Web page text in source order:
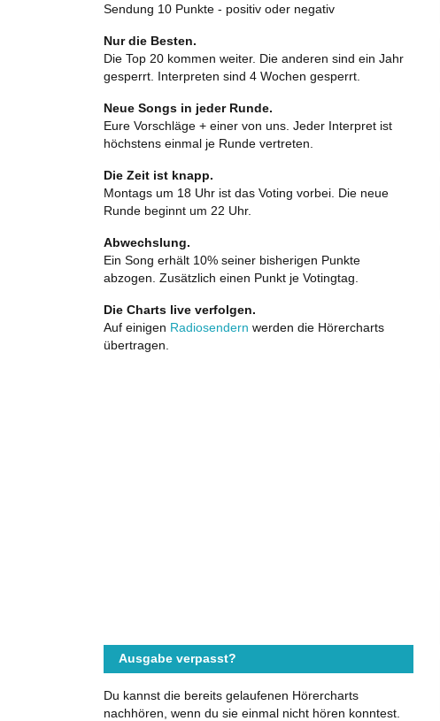
Sendung 10 Punkte - positiv oder negativ
Nur die Besten.
Die Top 20 kommen weiter. Die anderen sind ein Jahr
gesperrt. Interpreten sind 4 Wochen gesperrt.
Neue Songs in jeder Runde.
Eure Vorschläge + einer von uns. Jeder Interpret ist
höchstens einmal je Runde vertreten.
Die Zeit ist knapp.
Montags um 18 Uhr ist das Voting vorbei. Die neue
Runde beginnt um 22 Uhr.
Abwechslung.
Ein Song erhält 10% seiner bisherigen Punkte
abzogen. Zusätzlich einen Punkt je Votingtag.
Die Charts live verfolgen.
Auf einigen Radiosendern werden die Hörercharts
übertragen.
Ausgabe verpasst?
Du kannst die bereits gelaufenen Hörercharts
nachhören, wenn du sie einmal nicht hören konntest.